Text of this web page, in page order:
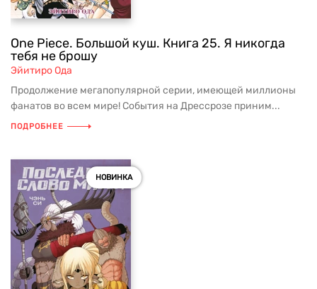
One Piece. Большой куш. Книга 25. Я никогда
тебя не брошу
Эйитиро Ода
Продолжение мегапопулярной серии, имеющей миллионы
фанатов во всем мире! События на Дрессрозе приним...
ПОДРОБНЕЕ
НОВИНКА